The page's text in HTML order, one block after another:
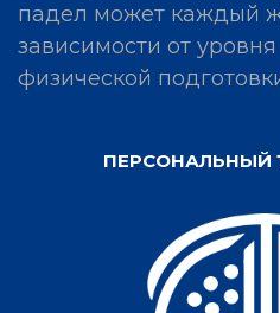
падел может каждый
зависимости от
физической
ПЕРСОНАЛЬНЫЙ